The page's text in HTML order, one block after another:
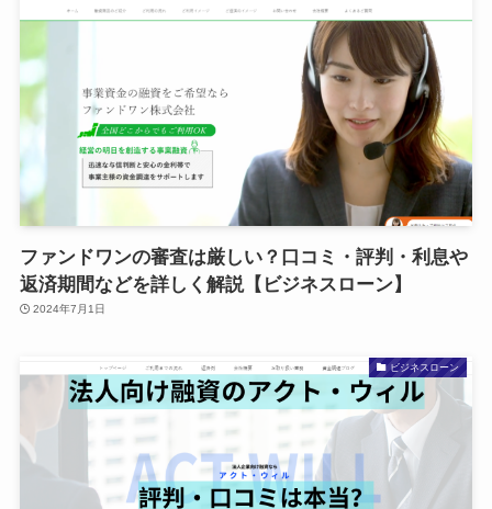
ファンドワンの審査は厳しい？口コミ・評判・利息や
返済期間などを詳しく解説【ビジネスローン】
2024年7月1日
ビジネスローン